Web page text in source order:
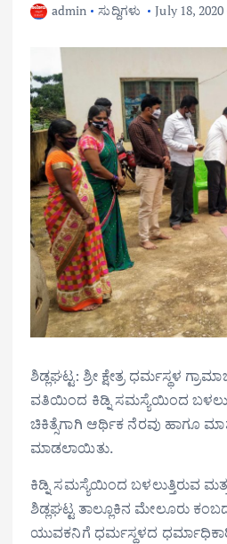
admin ಸುದ್ದಿಗಳು July 18, 2020
ಶಿಡ್ಲಘಟ್ಟ: ಶ್ರೀ ಕ್ಷೇತ್ರ ಧರ್ಮಸ್ಥಳ
ವತಿಯಿಂದ ಕಿಡ್ನಿ ಸಮಸ್ಯೆಯಿಂದ
ಚಿಕಿತ್ಸೆಗಾಗಿ ಆರ್ಥಿಕ ನೆರವು ಹಾಗೂ
ಮಾಡಲಾಯಿತು.
ಕಿಡ್ನಿ ಸಮಸ್ಯೆಯಿಂದ ಬಳಲುತ್ತಿರುವ
ಶಿಡ್ಲಘಟ್ಟ ತಾಲ್ಲೂಕಿನ ಮೇಲೂರು
ಯುವಕನಿಗೆ ಧರ್ಮಸ್ಥಳದ